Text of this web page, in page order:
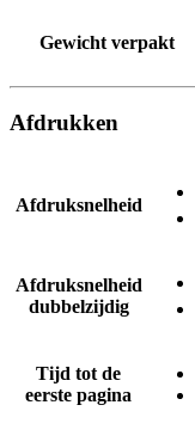
Gewicht verpakt
Afdrukken
Afdruksnelheid
Afdruksnelheid
dubbelzijdig
Tijd tot de
eerste pagina